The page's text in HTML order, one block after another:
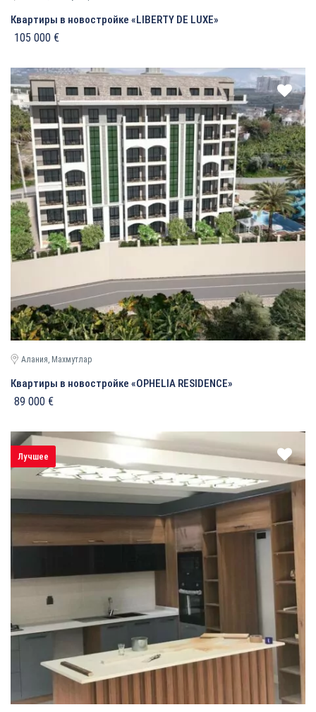
Квартиры в новостройке «LIBERTY DE LUXE»
105 000 €
Алания, Махмутлар
Квартиры в новостройке «OPHELIA RESIDENCE»
89 000 €
Лучшее